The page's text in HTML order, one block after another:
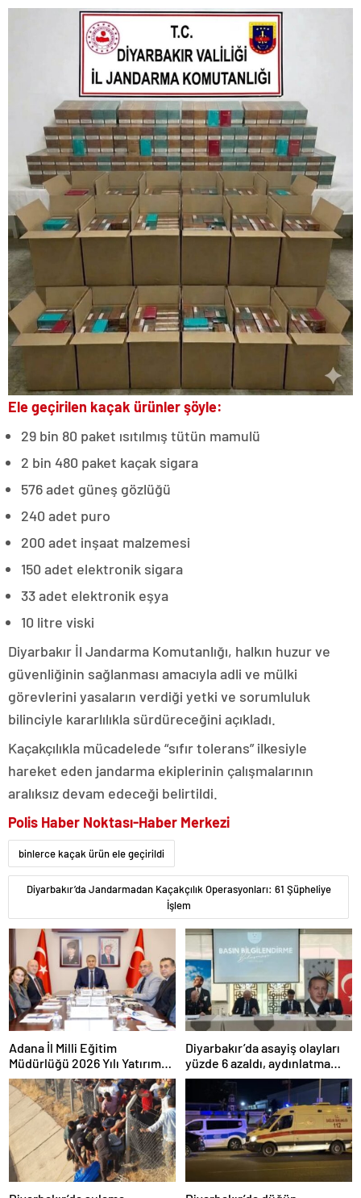
Ele geçirilen kaçak ürünler şöyle:
29 bin 80 paket ısıtılmış tütün mamulü
2 bin 480 paket kaçak sigara
576 adet güneş gözlüğü
240 adet puro
200 adet inşaat malzemesi
150 adet elektronik sigara
33 adet elektronik eşya
10 litre viski
Diyarbakır İl Jandarma Komutanlığı, halkın huzur ve
güvenliğinin sağlanması amacıyla adli ve mülki
görevlerini yasaların verdiği yetki ve sorumluluk
bilinciyle kararlılıkla sürdüreceğini açıkladı.
Kaçakçılıkla mücadelede “sıfır tolerans” ilkesiyle
hareket eden jandarma ekiplerinin çalışmalarının
aralıksız devam edeceği belirtildi.
Polis Haber Noktası-Haber Merkezi
binlerce kaçak ürün ele geçirildi
Diyarbakır’da Jandarmadan Kaçakçılık Operasyonları: 61 Şüpheliye
İşlem
Adana İl Milli Eğitim
Müdürlüğü 2026 Yılı Yatırım
Programı değerlendirildi
Diyarbakır’da asayiş olayları
yüzde 6 azaldı, aydınlatma
oranı yüzde 98’e yükseldi